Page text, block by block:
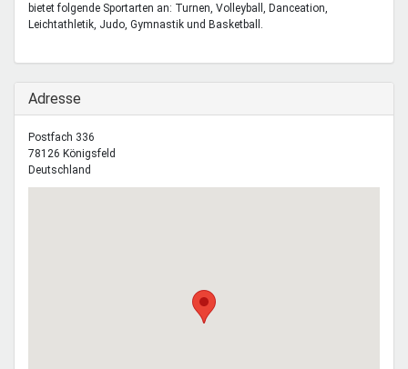
Schule & Beruf
bietet folgende Sportarten an: Turnen, Volleyball, Danceation,
Leichtathletik, Judo, Gymnastik und Basketball.
Ausblenden
Adresse
Postfach 336
78126 Königsfeld
Deutschland